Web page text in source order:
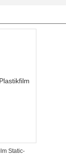
Static-